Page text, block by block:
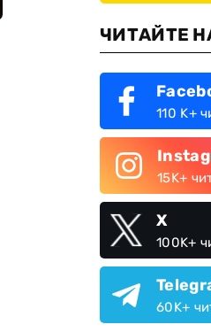
ЧИТАЙТЕ
110 K+
15K+
X
100K+
60K+